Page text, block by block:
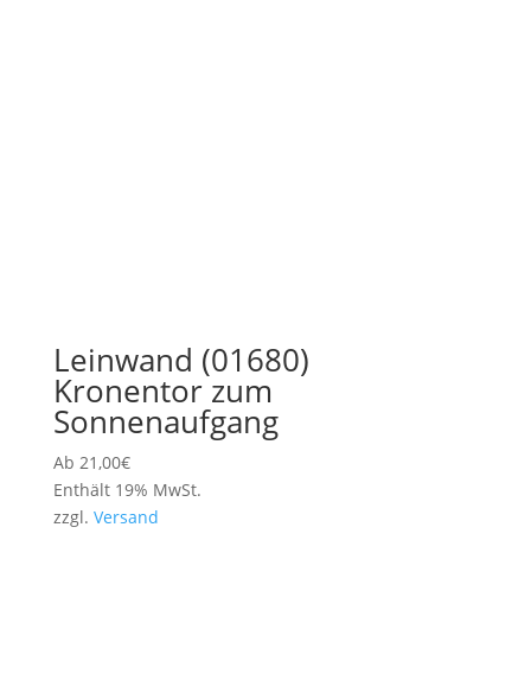
Leinwand (01680)
Kronentor zum
Sonnenaufgang
Ab 21,00€
Enthält 19% MwSt.
zzgl. Versand